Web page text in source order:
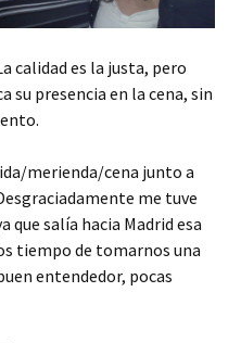
calidad es la justa, pero
su presencia en la cena, sin
merienda/cena junto a
me tuve
que salía hacia Madrid esa
tiempo de tomarnos una
entendedor, pocas